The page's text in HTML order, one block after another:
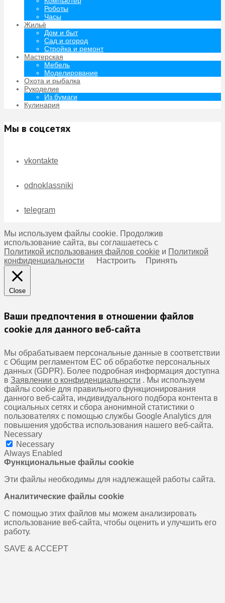
Роботы
Часы
Жильё
Дом и быт
Сад и огород
Стройка и ремонт
Мастерская
Мебель
Моделирование
Охота и рыбалка
Рукоделие
Из бумаги
Кулинария
Мы в соцсетях
vkontakte
odnoklassniki
telegram
Мы используем файлы cookie. Продолжив
использование сайта, вы соглашаетесь с
Политикой использования файлов cookie и Политикой
конфиденциальности
Настроить Принять
Close
Ваши предпочтения в отношении файлов
cookie для данного веб-сайта
Мы обрабатываем персональные данные в соответствии
с Общим регламентом ЕС об обработке персональных
данных (GDPR). Более подробная информация доступна
в Заявлении о конфиденциальности . Мы используем
файлы cookie для правильного функционирования
данного веб-сайта, индивидуального подбора контента в
социальных сетях и сбора анонимной статистики о
пользователях с помощью службы Google Analytics для
повышения удобства использования нашего веб-сайта.
Necessary
Necessary
Always Enabled
Функциональные файлы cookie
Эти файлы необходимы для надлежащей работы сайта.
Аналитические файлы cookie
С помощью этих файлов мы можем анализировать
использование веб-сайта, чтобы оценить и улучшить его
работу.
SAVE & ACCEPT